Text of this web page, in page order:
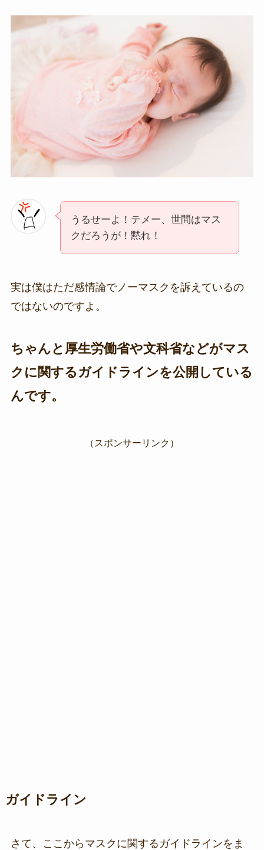
うるせーよ！テメー、世間はマス
クだろうが！黙れ！
実は僕はただ感情論でノーマスクを訴えているの
ではないのですよ。
ちゃんと厚生労働省や文科省などがマス
クに関するガイドラインを公開している
んです。
（スポンサーリンク）
ガイドライン
さて、ここからマスクに関するガイドラインをま